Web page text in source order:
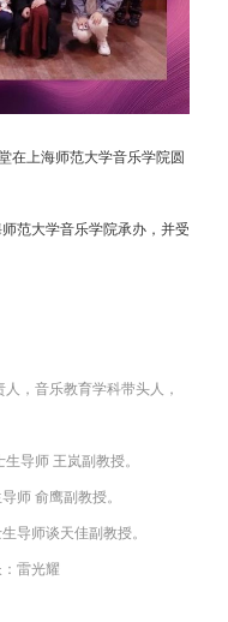
在上海师范大学音乐学院圆
范大学音乐学院承办，并受
，音乐教育学科带头人，
导师 王岚副教授。
师 俞鹰副教授。
导师谈天佳副教授。
雷光耀